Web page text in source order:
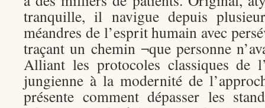
tranquille, il navigue depuis
méandres de l’esprit humain avec
traçant un chemin ¬que personne
Alliant les protocoles classiques de
jungienne à la modernité de
présente comment dépasser les